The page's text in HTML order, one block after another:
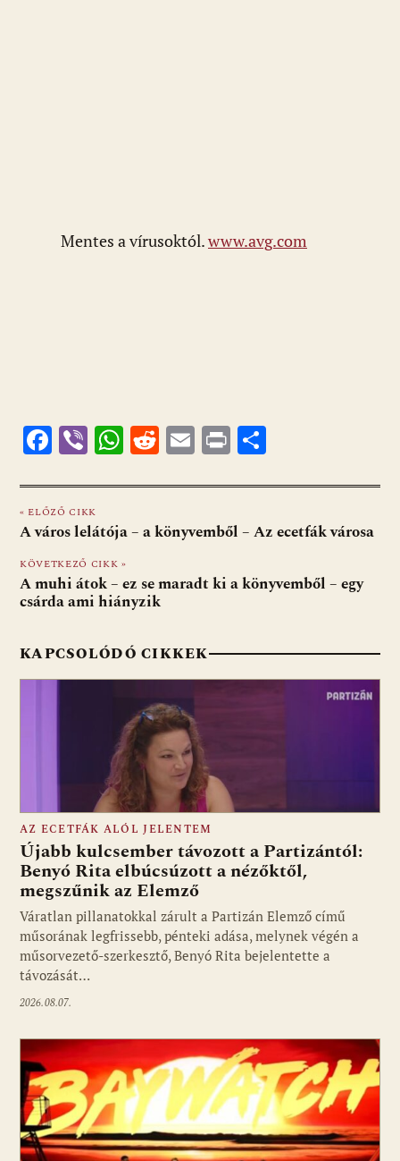
Mentes a vírusoktól.www.avg.com
F
e
b
o
o
k
Vi
er
W
at
s
A
p
p
R
d
di
E
ai
l
Pr
t za
m
g
« ELŐZŐ CIKK
A város lelátója – a könyvemből – Az ecetfák városa
KÖVETKEZŐ CIKK »
A muhi átok – ez se maradt ki a könyvemből – egy
csárda ami hiányzik
KAPCSOLÓDÓ CIKKEK
Fotó: media1.hu
AZ ECETFÁK ALÓL JELENTEM
Újabb kulcsember távozott a Partizántól:
Benyó Rita elbúcsúzott a nézőktől,
megszűnik az Elemző
Váratlan pillanatokkal zárult a Partizán Elemző című
műsorának legfrissebb, pénteki adása, melynek végén a
műsorvezető-szerkesztő, Benyó Rita bejelentette a
távozását…
2026.08.07.